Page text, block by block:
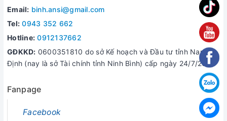
Email: binh.ansi@gmail.com
Tel: 0943 352 662
Hotline: 0912137662
GĐKKD: 0600351810 do sở Kế hoạch và Đầu tư tỉnh Nam
Định (nay là sở Tài chính tỉnh Ninh Bình) cấp ngày 24/7/2006
Fanpage
Facebook